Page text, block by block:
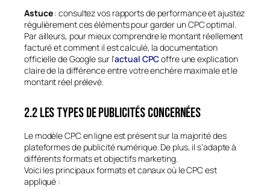
Astuce: consultez vos rapports de performance et ajustez
régulièrement ces éléments pour garder un CPC optimal.
Par ailleurs, pour mieux comprendre le montant réellement
facturé et comment il est calculé, la documentation
officielle de Google sur l’actual CPCoffre une explication
claire de la différence entre votre enchère maximale et le
montant réel prélevé.
2.2 Les types de publicités concernées
Le modèle CPC en ligne est présent sur la majorité des
plateformes de publicité numérique. De plus, il s’adapte à
différents formats et objectifs marketing.
Voici les principaux formats et canaux où le CPC est
appliqué :